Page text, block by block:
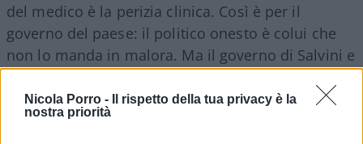
Nicola Porro -
Il rispetto della tua privacy è la
nostra priorità
del medico è la perizia clinica. Così è per il
governo del paese: il politico onesto è colui che
non lo manda in malora. Ma il governo di Salvini e
bluffando e ricorrendo, per camuffare la propria
disonestà politica, alla campagna del